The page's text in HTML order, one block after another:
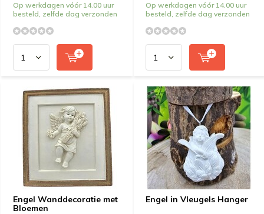
Op werkdagen vóór 14.00 uur
besteld, zelfde dag verzonden
Op werkdagen vóór 14.00 uur
besteld, zelfde dag verzonden
Engel Wanddecoratie met
Bloemen
Engel in Vleugels Hanger